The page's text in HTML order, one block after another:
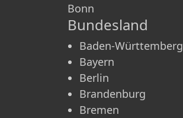
Bonn
Bundesland
Baden-Württemberg
Bayern
Berlin
Brandenburg
Bremen